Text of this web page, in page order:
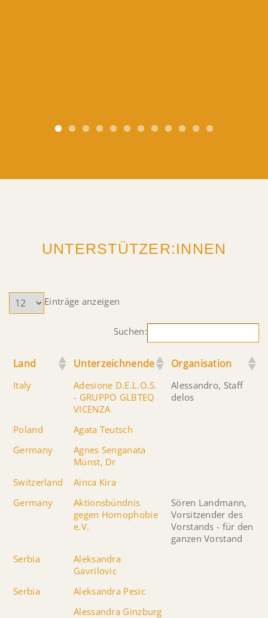
UNTERSTÜTZER:INNEN
Einträge anzeigen
Suchen:
Land Unterzeichnende Organisation
Italy
Adesione D.E.L.O.S.
- GRUPPO GLBTEQ
VICENZA
Alessandro, Staff
delos
Poland
Agata Teutsch
Germany
Agnes Senganata
Münst, Dr
Switzerland
Ainca Kira
Germany
Aktionsbündnis
gegen Homophobie
e.V.
Sören Landmann,
Vorsitzender des
Vorstands - für den
ganzen Vorstand
Serbia
Aleksandra
Gavrilovic
Serbia
Aleksandra Pesic
Alessandra Ginzburg